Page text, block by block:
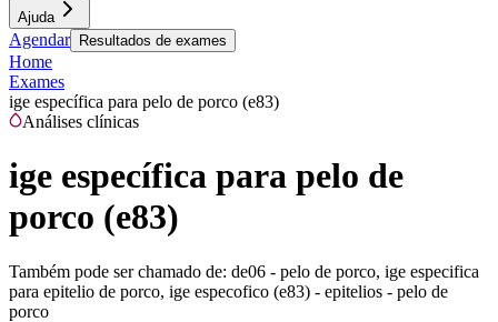
Ajuda
Agendar Resultados de exames
Home
Exames
ige específica para pelo de porco (e83)
Análises clínicas
ige específica para pelo de
porco (e83)
Também pode ser chamado de: de06 - pelo de porco, ige especifica
para epitelio de porco, ige especofico (e83) - epitelios - pelo de
porco